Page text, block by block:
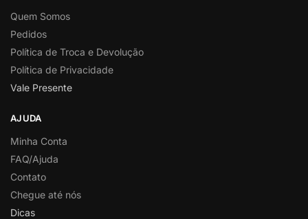
Quem Somos
Pedidos
Política de Troca e Devolução
Política de Privacidade
Vale Presente
AJUDA
Minha Conta
FAQ/Ajuda
Contato
Chegue até nós
Dicas